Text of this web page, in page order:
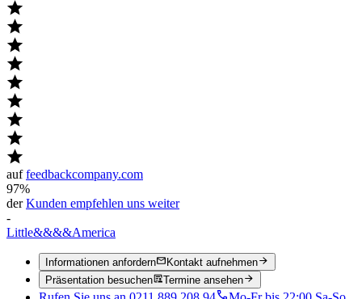
auffeedbackcompany.com
97%
derKunden empfehlen uns weiter
-
Little&&&&America
Informationen anfordern
Kontakt aufnehmen
Präsentation besuchen
Termine ansehen